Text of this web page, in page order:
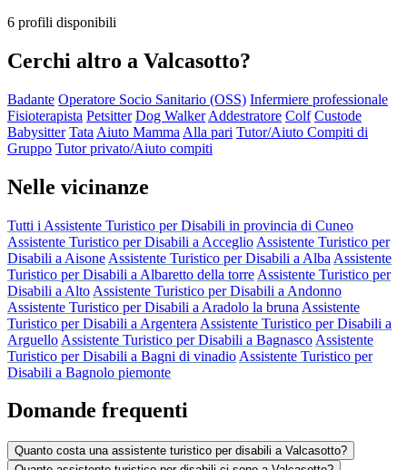
6 profili disponibili
Cerchi altro a Valcasotto?
Badante Operatore Socio Sanitario (OSS) Infermiere professionale
Fisioterapista Petsitter Dog Walker Addestratore Colf Custode
Babysitter Tata Aiuto Mamma Alla pari Tutor/Aiuto Compiti di
Gruppo Tutor privato/Aiuto compiti
Nelle vicinanze
Tutti i Assistente Turistico per Disabili in provincia di Cuneo
Assistente Turistico per Disabili a Acceglio Assistente Turistico per
Disabili a Aisone Assistente Turistico per Disabili a Alba Assistente
Turistico per Disabili a Albaretto della torre Assistente Turistico per
Disabili a Alto Assistente Turistico per Disabili a Andonno
Assistente Turistico per Disabili a Aradolo la bruna Assistente
Turistico per Disabili a Argentera Assistente Turistico per Disabili a
Arguello Assistente Turistico per Disabili a Bagnasco Assistente
Turistico per Disabili a Bagni di vinadio Assistente Turistico per
Disabili a Bagnolo piemonte
Domande frequenti
Quanto costa una assistente turistico per disabili a Valcasotto?